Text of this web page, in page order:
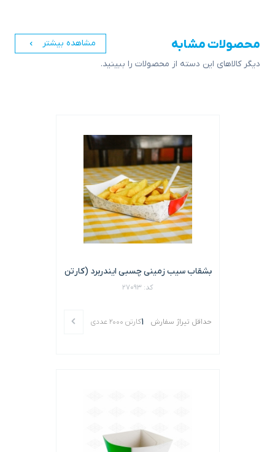
محصولات مشابه
دیگر کالاهای این دسته از محصولات را ببینید.
مشاهده بیشتر
بشقاب سیب زمینی چسبی ایندربرد (کارتن
کد: 27093
حداقل تیراژ سفارش 1کارتن 2000 عددی